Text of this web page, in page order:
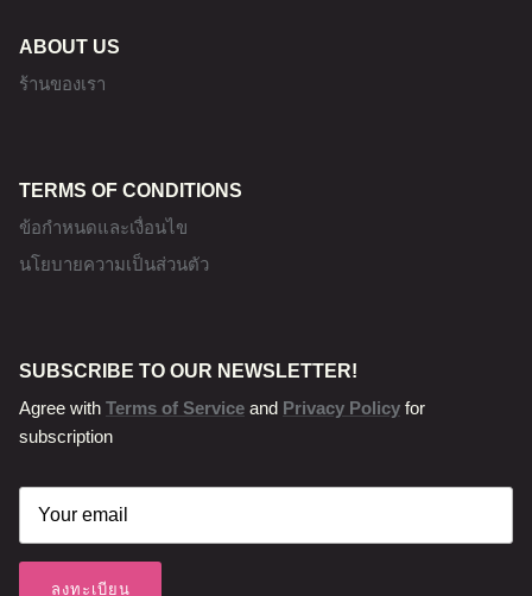
ABOUT US
ร้านของเรา
TERMS OF CONDITIONS
ข้อกำหนดและเงื่อนไข
นโยบายความเป็นส่วนตัว
SUBSCRIBE TO OUR NEWSLETTER!
Agree with Terms of Service and Privacy Policy for
subscription
ลงทะเบียน